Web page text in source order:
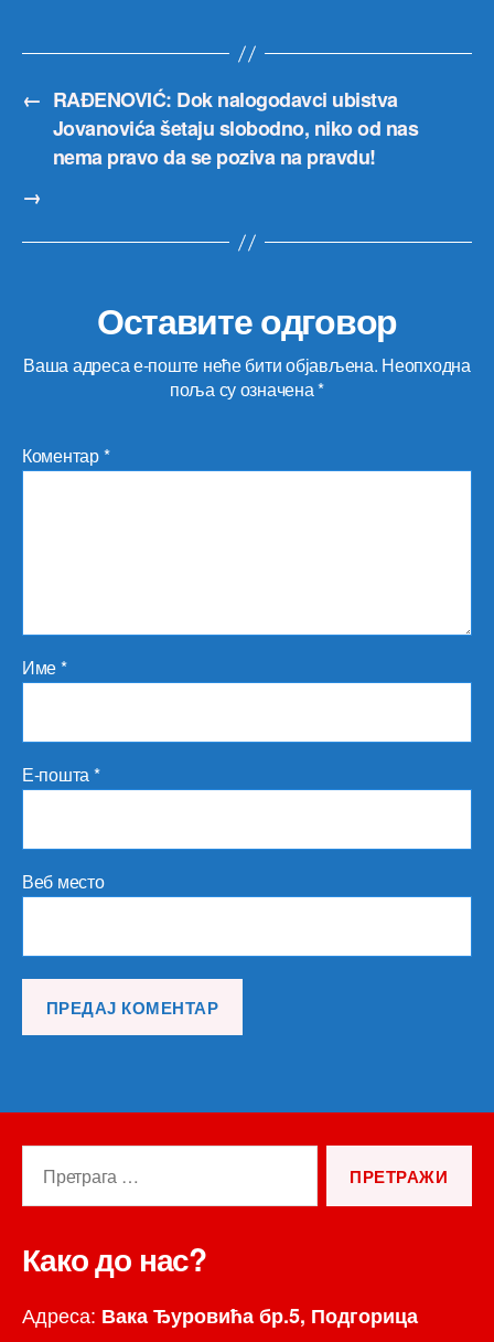
← RAĐENOVIĆ: Dok nalogodavci ubistva
Jovanovića šetaju slobodno, niko od nas
nema pravo da se poziva na pravdu!
→
Оставите одговор
Ваша адреса е-поште неће бити објављена. Неопходна
поља су означена*
Коментар*
Име*
Е-пошта*
Веб место
Како до нас?
Адреса: Вака Ђуровића бр.5, Подгорица